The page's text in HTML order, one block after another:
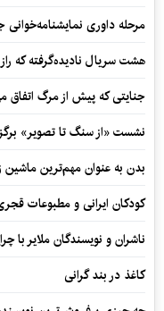
مرحله داوری نمایشنامه‌خوانی
هشت سریال نادیده‌گرفته که
جنایتی که پیش از مرگ اتفاق
نشست «از سنگ تا تصویر»
بدن به عنوان مهم‌ترین ماشین
کودکان ایرانی و مطبوعات
ناشران و نویسندگان ملایر
کاغذ در بند گرانی